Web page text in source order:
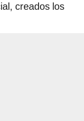
creados los